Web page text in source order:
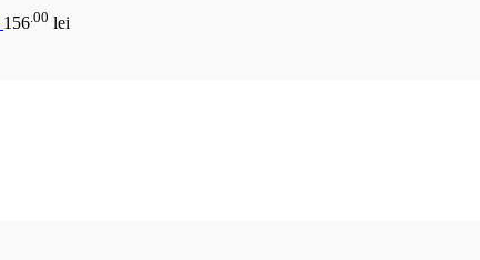
156.00 lei